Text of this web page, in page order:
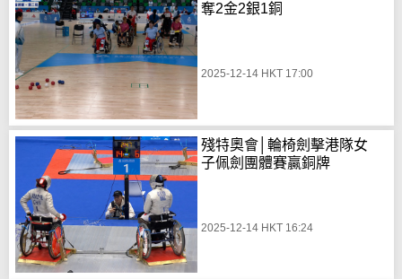
奪2金2銀1銅
2025-12-14 HKT 17:00
殘特奧會│輪椅劍擊港隊女
子佩劍團體賽贏銅牌
2025-12-14 HKT 16:24